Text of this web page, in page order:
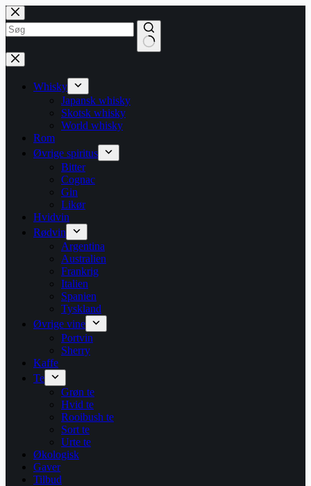
Fortsæt
til
indhold
Ingen
resultater
Whisky
Japansk whisky
Skotsk whisky
World whisky
Rom
Øvrige spiritus
Bitter
Cognac
Gin
Likør
Hvidvin
Rødvin
Argentina
Australien
Frankrig
Italien
Spanien
Tyskland
Øvrige vine
Portvin
Sherry
Kaffe
Te
Grøn te
Hvid te
Rooibush te
Sort te
Urte te
Økologisk
Gaver
Tilbud